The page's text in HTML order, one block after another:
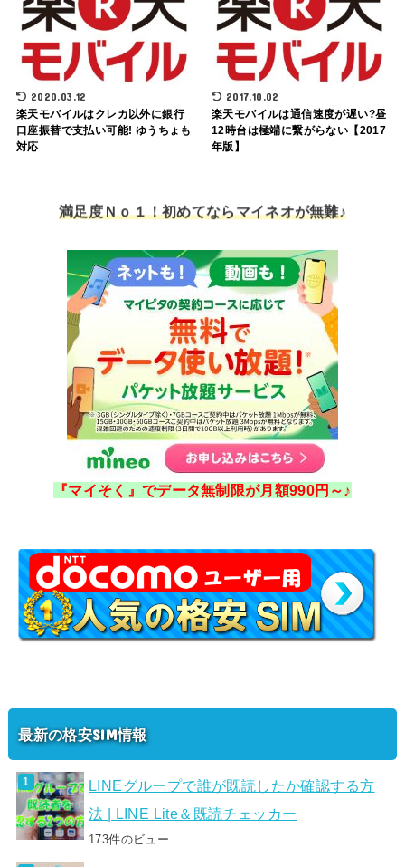
2020.03.12
楽天モバイルはクレカ以外に銀行
口座振替で支払い可能! ゆうちょも
対応
2017.10.02
楽天モバイルは通信速度が遅い?昼
12時台は極端に繋がらない【2017
年版】
満足度Ｎｏ１！初めてならマイネオが無難♪
『マイそく』でデータ無制限が月額990円～♪
最新の格安SIM情報
LINEグループで誰が既読したか確認する方
法 | LINE Lite＆既読チェッカー
173件のビュー